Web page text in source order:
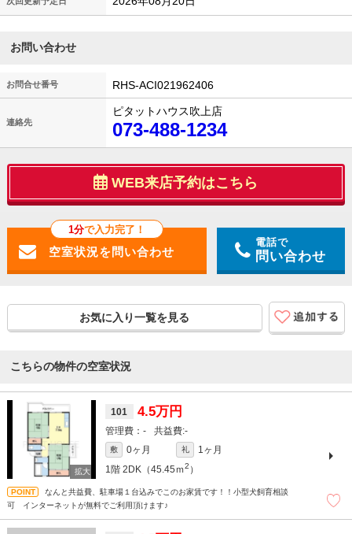
お問い合わせ
お問合せ番号 RHS-ACI021962406
連絡先
ピタットハウス吹上店
073-488-1234
WEB来店予約はこちら
1分で入力完了！
電話で
問い合わせ
お気に入り一覧を見る
こちらの物件の空室状況
101 4.5万円
- -
敷 0ヶ月 礼
1ヶ月
1階 2DK（45.45ｍ2 ）
なんと共益費、駐車場１台込みでこのお家賃です！！小型犬飼育相談
可 インターネットが無料でご利用頂けます♪